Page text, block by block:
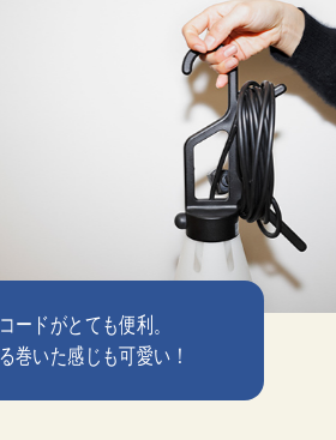
ードがとても便利。
巻いた感じも可愛い！